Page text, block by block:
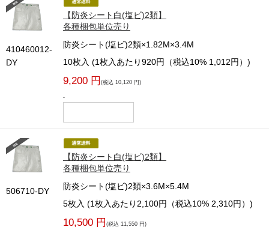
410460012-
DY
【防炎シート白(塩ビ)2類】
各種梱包単位売り
防炎シート(塩ビ)2類×1.82M×3.4M
10枚入 (1枚入あたり920円（税込10% 1,012円）)
9,200 円 (税込 10,120 円)
-
506710-DY
【防炎シート白(塩ビ)2類】
各種梱包単位売り
防炎シート(塩ビ)2類×3.6M×5.4M
5枚入 (1枚入あたり2,100円（税込10% 2,310円）)
10,500 円 (税込 11,550 円)